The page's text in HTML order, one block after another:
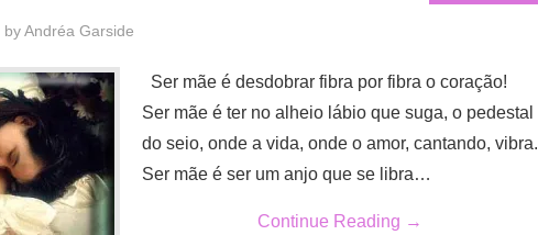
byAndréa Garside
Ser mãe é desdobrar fibra por fibra o coração!
Ser mãe é ter no alheio lábio que suga, o pedestal
do seio, onde a vida, onde o amor, cantando, vibra.
Ser mãe é ser um anjo que se libra…
Continue Reading →